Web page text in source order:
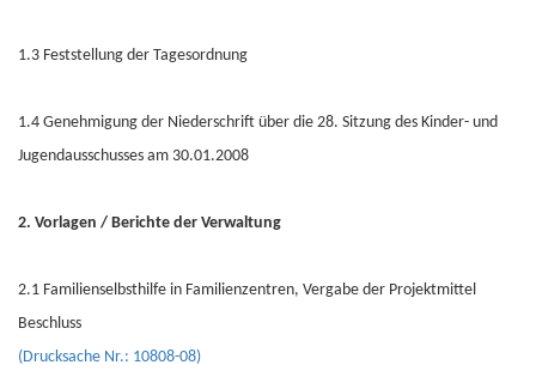
1.3 Feststellung der Tagesordnung
1.4 Genehmigung der Niederschrift über die 28. Sitzung des Kinder- und
Jugendausschusses am 30.01.2008
2. Vorlagen / Berichte der Verwaltung
2.1 Familienselbsthilfe in Familienzentren, Vergabe der Projektmittel
Beschluss
(Drucksache Nr.: 10808-08)